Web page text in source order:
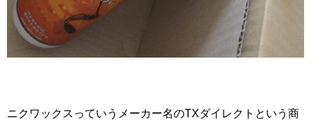
ニクワックスっていうメーカー名のTXダイレクトという商